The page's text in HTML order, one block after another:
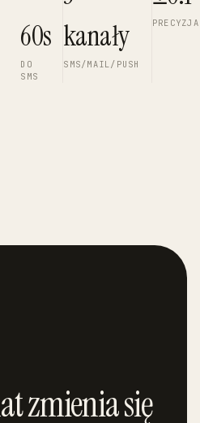
60s
DO
SMS
kanały
SMS/MAIL/PUSH
PRECYZJA
zmienia się